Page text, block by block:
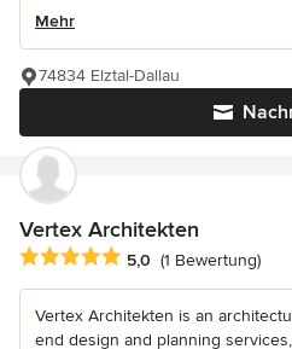
Mehr
74834 Elztal-Dallau
Vertex Architekten
Durchschnittliche Bewertung: 5
5,0 (1 Bewertung)
Vertex Architekten is an
end design and planning